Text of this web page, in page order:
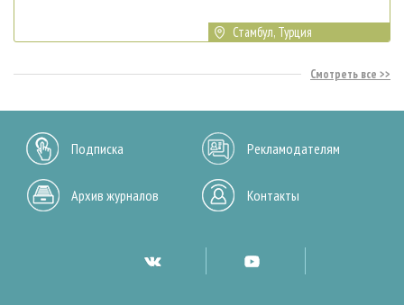
Стамбул, Турция
Смотреть все
Подписка Рекламодателям
Архив журналов Контакты